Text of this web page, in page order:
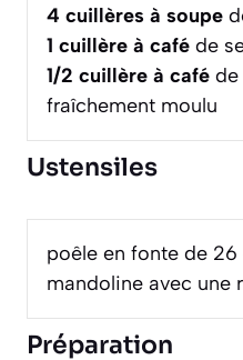
4 cuillères à soupe
1 cuillère à café de
1/2 cuillère à café
fraîchement moulu
Ustensiles
poêle en fonte de
mandoline avec une
Préparation